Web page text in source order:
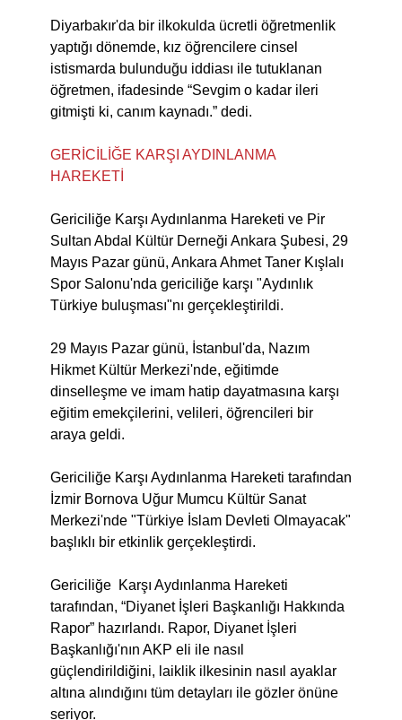
Diyarbakır'da bir ilkokulda ücretli öğretmenlik
yaptığı dönemde, kız öğrencilere cinsel
istismarda bulunduğu iddiası ile tutuklanan
öğretmen, ifadesinde “Sevgim o kadar ileri
gitmişti ki, canım kaynadı.” dedi.
GERİCİLİĞE KARŞI AYDINLANMA
HAREKETİ
Gericiliğe Karşı Aydınlanma Hareketi ve Pir
Sultan Abdal Kültür Derneği Ankara Şubesi, 29
Mayıs Pazar günü, Ankara Ahmet Taner Kışlalı
Spor Salonu'nda gericiliğe karşı "Aydınlık
Türkiye buluşması"nı gerçekleştirildi.
29 Mayıs Pazar günü, İstanbul'da, Nazım
Hikmet Kültür Merkezi'nde, eğitimde
dinselleşme ve imam hatip dayatmasına karşı
eğitim emekçilerini, velileri, öğrencileri bir
araya geldi.
Gericiliğe Karşı Aydınlanma Hareketi tarafından
İzmir Bornova Uğur Mumcu Kültür Sanat
Merkezi'nde "Türkiye İslam Devleti Olmayacak"
başlıklı bir etkinlik gerçekleştirdi.
Gericiliğe Karşı Aydınlanma Hareketi
tarafından, “Diyanet İşleri Başkanlığı Hakkında
Rapor” hazırlandı. Rapor, Diyanet İşleri
Başkanlığı'nın AKP eli ile nasıl
güçlendirildiğini, laiklik ilkesinin nasıl ayaklar
altına alındığını tüm detayları ile gözler önüne
seriyor.